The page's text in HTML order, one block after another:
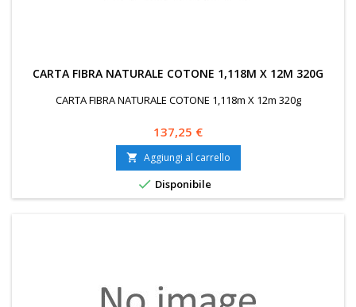
CARTA FIBRA NATURALE COTONE 1,118M X 12M 320G
CARTA FIBRA NATURALE COTONE 1,118m X 12m 320g
Prezzo
137,25 €
 Aggiungi al carrello
 Disponibile